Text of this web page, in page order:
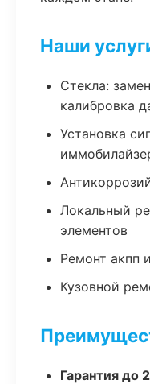
Наши
Стекла:
калибровка
Установка
Локальный
элементов
Ремонт акпп
Кузовной
Гарантия до